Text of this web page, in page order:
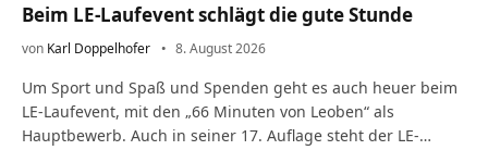
Beim LE-Laufevent schlägt die gute Stunde
von Karl Doppelhofer 8. August 2026
Um Sport und Spaß und Spenden geht es auch heuer beim
LE-Laufevent, mit den „66 Minuten von Leoben“ als
Hauptbewerb. Auch in seiner 17. Auflage steht der LE-